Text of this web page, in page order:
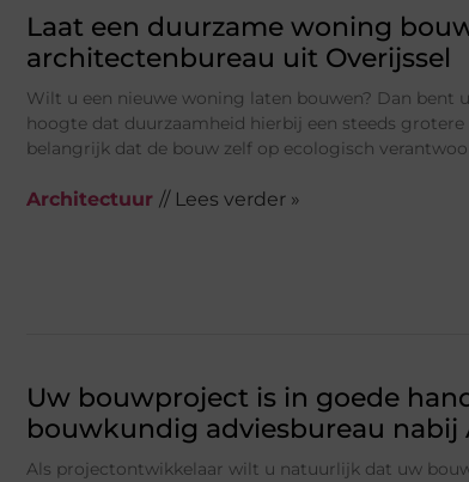
Laat een duurzame woning
architectenbureau uit Overijssel
Wilt u een nieuwe woning laten bouwen? Dan bent
hoogte dat duurzaamheid hierbij een steeds
belangrijk dat de bouw zelf op ecologisch
Architectuur // Lees verder »
Uw bouwproject is in goede
bouwkundig adviesbureau nabij
Als projectontwikkelaar wilt u natuurlijk dat uw